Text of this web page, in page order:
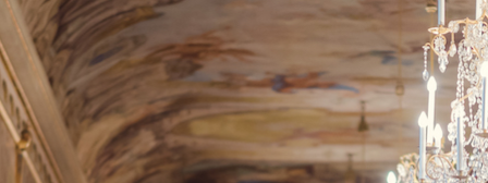
Photo-Session